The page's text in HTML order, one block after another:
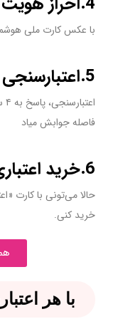
با عکس کارت ملی
5.اعتبارسنجی
فاصله جوابش میاد
6.خرید اعتباری
حالا می‌تونی با کارت
خرید کنی.
با هر